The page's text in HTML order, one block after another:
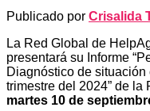
Publicado por Crisalida
La Red Global de
presentará su Informe
Diagnóstico de
trimestre del 2024” de
martes 10 de